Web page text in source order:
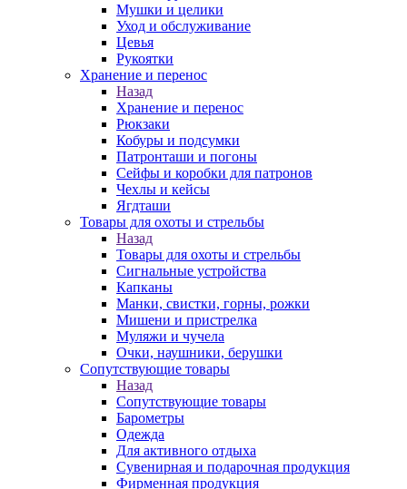
Мушки и целики
Уход и обслуживание
Цевья
Рукоятки
Хранение и перенос
Назад
Хранение и перенос
Рюкзаки
Кобуры и подсумки
Патронташи и погоны
Сейфы и коробки для патронов
Чехлы и кейсы
Ягдташи
Товары для охоты и стрельбы
Назад
Товары для охоты и стрельбы
Сигнальные устройства
Капканы
Манки, свистки, горны, рожки
Мишени и пристрелка
Муляжи и чучела
Очки, наушники, берушки
Сопутствующие товары
Назад
Сопутствующие товары
Барометры
Одежда
Для активного отдыха
Сувенирная и подарочная продукция
Фирменная продукция